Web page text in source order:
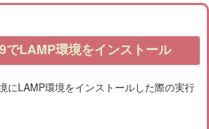
LAMP環境をインストール
にLAMP環境をインストールした際の実行